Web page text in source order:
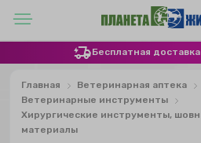
Бесплатная
Главная
Ветеринарная аптека
Ветеринарные инструменты
Хирургические инструменты,
материалы